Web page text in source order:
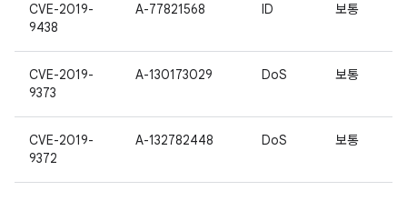
CVE-2019-
9438
A-77821568 ID 보통
CVE-2019-
9373
A-130173029 DoS 보통
CVE-2019-
9372
A-132782448 DoS 보통